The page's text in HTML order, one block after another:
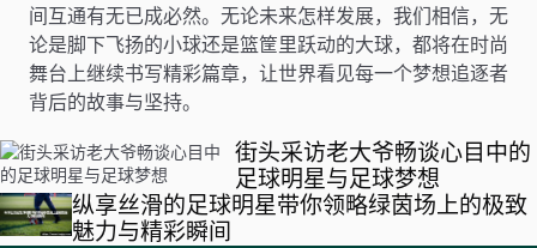
间互通有无已成必然。无论未来怎样发展，我们相信，无
论是脚下飞扬的小球还是篮筐里跃动的大球，都将在时尚
舞台上继续书写精彩篇章，让世界看见每一个梦想追逐者
背后的故事与坚持。
街头采访老大爷畅谈心目中的
足球明星与足球梦想
纵享丝滑的足球明星带你领略绿茵场上的极致
魅力与精彩瞬间